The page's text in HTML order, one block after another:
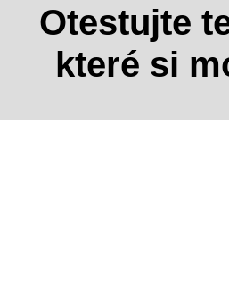
Otestujte
které si